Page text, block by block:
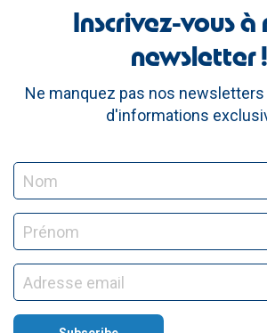
Inscrivez-vous
newsletter !
Ne manquez pas nos
d'informations